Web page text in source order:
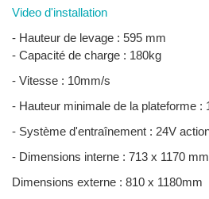
Video d'installation
- Hauteur de levage : 595 mm
- Capacité de charge : 180kg
- Vitesse : 10mm/s
- Hauteur minimale de la plateforme :
- Système d'entraînement : 24V
- Dimensions interne : 713 x 1170 mm
Dimensions externe : 810 x 1180mm